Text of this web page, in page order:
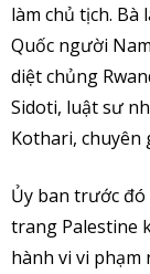
làm chủ tịch. Bà
Quốc người
diệt chủng
Sidoti, luật sư
Kothari, chuyên
Ủy ban trước đó
trang Palestine
hành vi vi